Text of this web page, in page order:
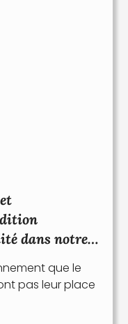
dans notre
que le
pas leur place